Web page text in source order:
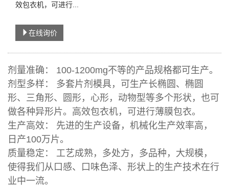
效包衣机，可进行...
在线询价
剂量准确： 100-1200mg不等的产品规格都可生产。
剂型多样： 多套片剂模具，可生产长椭圆、椭圆
形、三角形、圆形，心形，动物型等多个形状，也可
做各种异形片。高效包衣机，可进行薄膜包衣。
生产高效： 先进的生产设备，机械化生产效率高，
日产100万片。
质量稳定： 工艺成熟，多处方，多品种，大规模，
使得我们从口感、口味色泽、形状上的生产技术在行
业中一流。